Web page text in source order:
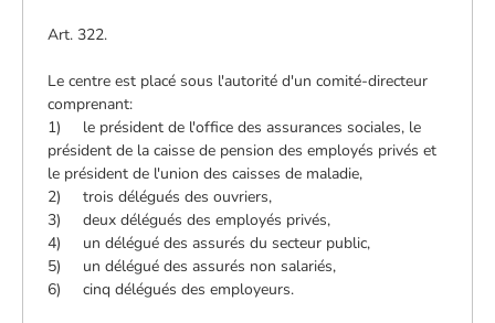
Art. 322.
Le centre est placé sous l'autorité d'un comité-directeur
comprenant:
1) le président de l'office des assurances sociales, le
président de la caisse de pension des employés privés et
le président de l'union des caisses de maladie,
2) trois délégués des ouvriers,
3) deux délégués des employés privés,
4) un délégué des assurés du secteur public,
5) un délégué des assurés non salariés,
6) cinq délégués des employeurs.